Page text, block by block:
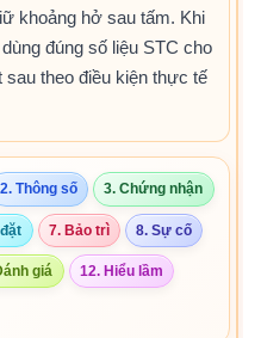
khoảng hở sau tấm. Khi
đúng số liệu STC cho
theo điều kiện thực tế
2. Thông số 3. Chứng nhận
7. Bảo trì 8. Sự cố
giá 12. Hiểu lầm